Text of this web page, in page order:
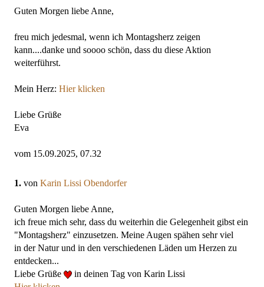
Guten Morgen liebe Anne,
freu mich jedesmal, wenn ich Montagsherz zeigen
kann....danke und soooo schön, dass du diese Aktion
weiterführst.
Mein Herz: Hier klicken
Liebe Grüße
Eva
vom 15.09.2025, 07.32
1. von Karin Lissi Obendorfer
Guten Morgen liebe Anne,
ich freue mich sehr, dass du weiterhin die Gelegenheit gibst ein
"Montagsherz" einzusetzen. Meine Augen spähen sehr viel
in der Natur und in den verschiedenen Läden um Herzen zu
entdecken...
Liebe Grüße
in deinen Tag von Karin Lissi